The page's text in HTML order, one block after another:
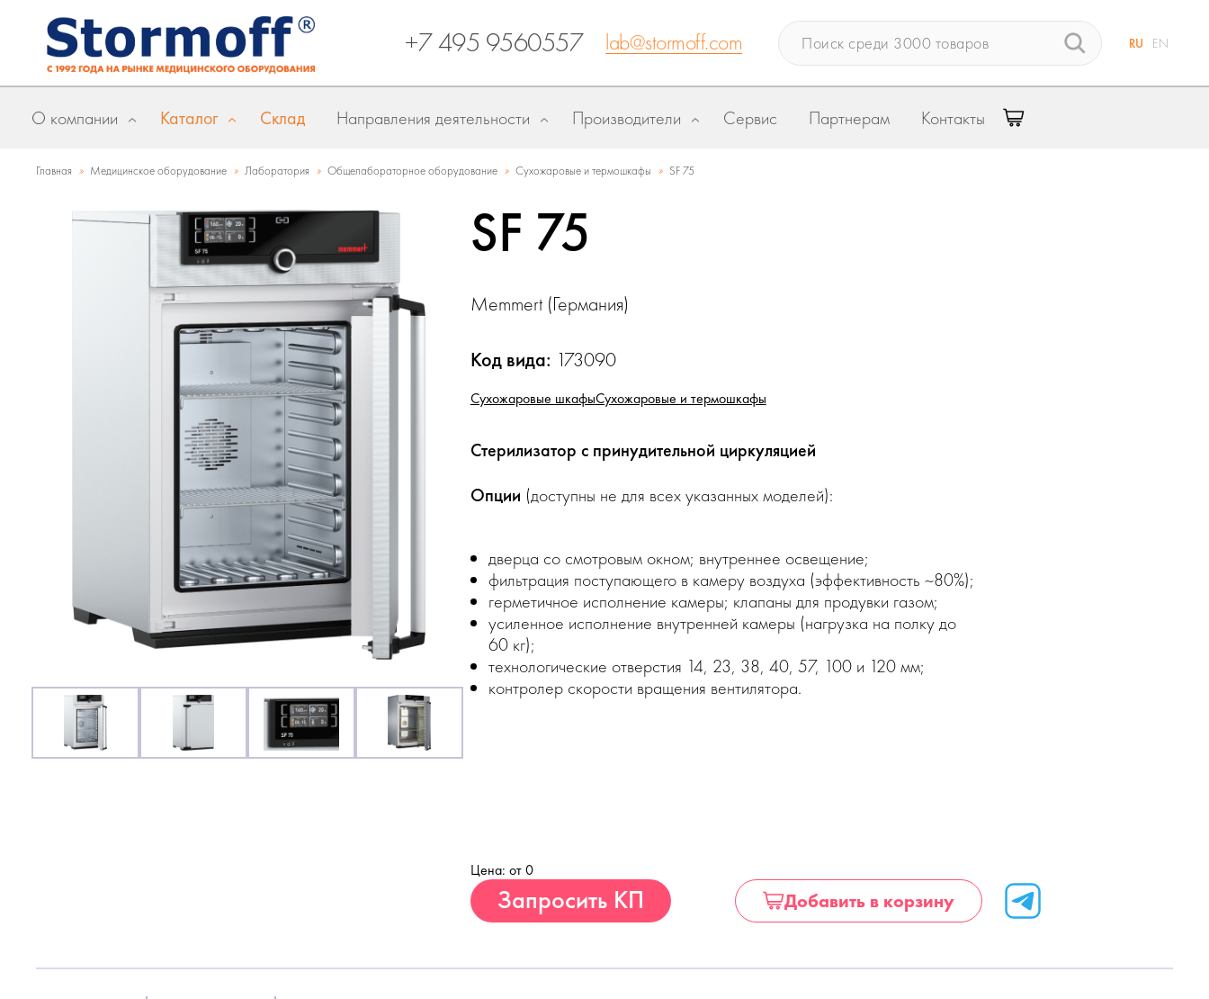
+7 495 9560557 lab@stormoff.com RU EN
О компании Каталог Склад Направления деятельности Производители Сервис Партнерам Контакты
Главная » Медицинское оборудование » Лаборатория » Общелабораторное оборудование » Сухожаровые и термошкафы » SF 75
SF 75
Memmert (Германия)
Код вида: 173090
Сухожаровые шкафыСухожаровые и термошкафы
Стерилизатор с принудительной циркуляцией
Опции (доступны не для всех указанных моделей):
дверца со смотровым окном; внутреннее освещение;
фильтрация поступающего в камеру воздуха (эффективность ~80%);
герметичное исполнение камеры; клапаны для продувки газом;
усиленное исполнение внутренней камеры (нагрузка на полку до
60 кг);
технологические отверстия 14, 23, 38, 40, 57, 100 и 120 мм;
контролер скорости вращения вентилятора.
Цена: от 0
Запросить КП Добавить в корзину